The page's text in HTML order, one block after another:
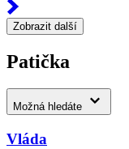
Zobrazit další
Patička
Možná hledáte
Vláda